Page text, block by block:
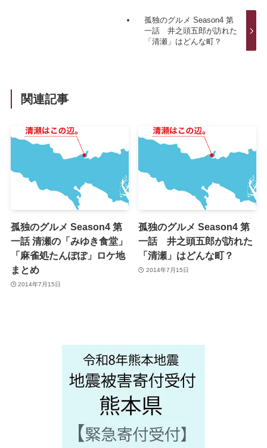
孤独のグルメ Season4 第
一話 井之頭五郎が訪れた
「清瀬」はどんな町？
関連記事
孤独のグルメ Season4 第
一話 清瀬の「みゆき食堂」
「麻雀処たんぽぽ」ロケ地
まとめ
2014年7月15日
孤独のグルメ Season4 第
一話 井之頭五郎が訪れた
「清瀬」はどんな町？
2014年7月15日